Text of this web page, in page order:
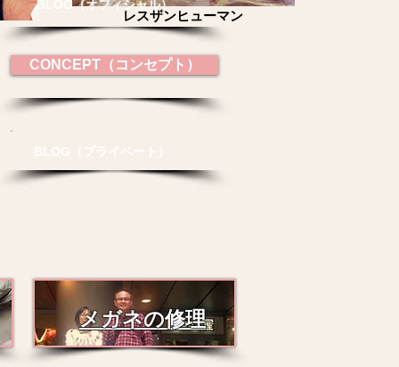
レスザンヒューマン
BLOG（オフィシャル）
CONCEPT（コンセプト）
メガネの修理